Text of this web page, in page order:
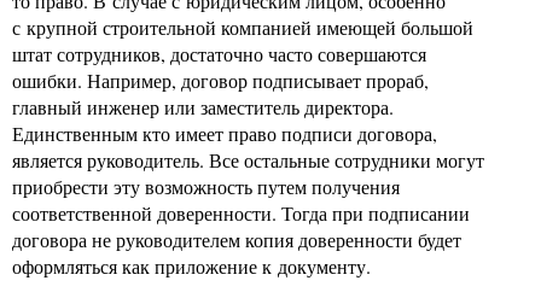
с крупной строительной компанией имеющей большой
штат сотрудников, достаточно часто совершаются
ошибки. Например, договор подписывает прораб,
главный инженер или заместитель директора.
Единственным кто имеет право подписи договора,
является руководитель. Все остальные сотрудники могут
приобрести эту возможность путем получения
соответственной доверенности. Тогда при подписании
договора не руководителем копия доверенности будет
оформляться как приложение к документу.